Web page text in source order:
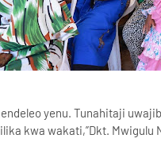
yenu. Tunahitaji
kwa wakati,”Dkt. Mwigulu